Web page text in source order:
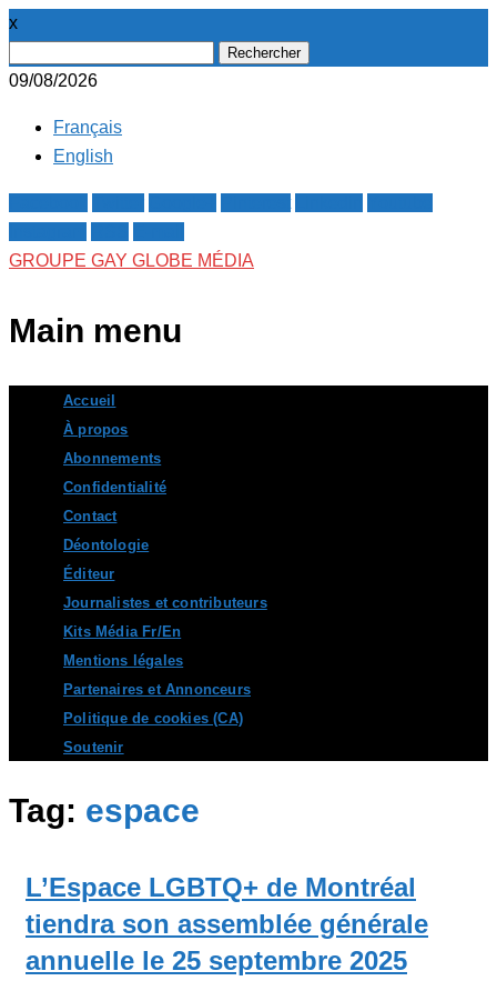
x
09/08/2026
Français
English
GROUPE GAY GLOBE MÉDIA
Main menu
content
Accueil
À propos
Abonnements
Confidentialité
Contact
Déontologie
Éditeur
Journalistes et contributeurs
Kits Média Fr/En
Mentions légales
Partenaires et Annonceurs
Politique de cookies (CA)
Soutenir
Tag: espace
L’Espace LGBTQ+ de Montréal
tiendra son assemblée générale
annuelle le 25 septembre 2025